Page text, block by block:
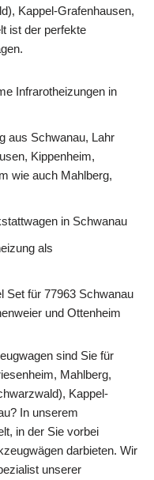
Kappel-Grafenhausen,
ist der perfekte
Infrarotheizungen in
aus Schwanau, Lahr
Kippenheim,
wie auch Mahlberg,
in Schwanau
als
Set für 77963 Schwanau
und Ottenheim
sind Sie für
Mahlberg,
Kappel-
In unserem
in der Sie vorbei
darbieten. Wir
unserer